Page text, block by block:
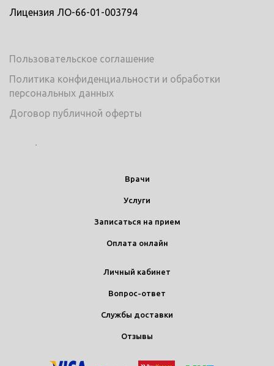
Лицензия ЛО-66-01-003794
Пользовательское соглашение
Политика конфиденциальности и обработки
персональных данных
Договор публичной оферты
Врачи
Услуги
Записаться на прием
Оплата онлайн
Личный кабинет
Вопрос-ответ
Службы доставки
Отзывы